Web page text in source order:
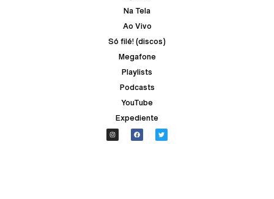
Na Tela
Ao Vivo
Só filé! (discos)
Megafone
Playlists
Podcasts
YouTube
Expediente